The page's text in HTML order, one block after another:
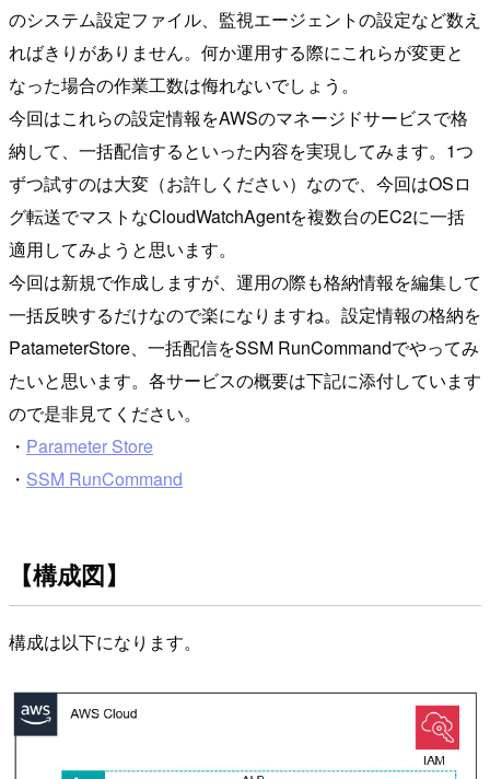
のシステム設定ファイル、監視エージェントの設定など数え
ればきりがありません。何か運用する際にこれらが変更と
なった場合の作業工数は侮れないでしょう。
今回はこれらの設定情報をAWSのマネージドサービスで格
納して、一括配信するといった内容を実現してみます。1つ
ずつ試すのは大変（お許しください）なので、今回はOSロ
グ転送でマストなCloudWatchAgentを複数台のEC2に一括
適用してみようと思います。
今回は新規で作成しますが、運用の際も格納情報を編集して
一括反映するだけなので楽になりますね。設定情報の格納を
PatameterStore、一括配信をSSM RunCommandでやってみ
たいと思います。各サービスの概要は下記に添付しています
ので是非見てください。
・ Parameter Store
・ SSM RunCommand
【構成図】
構成は以下になります。